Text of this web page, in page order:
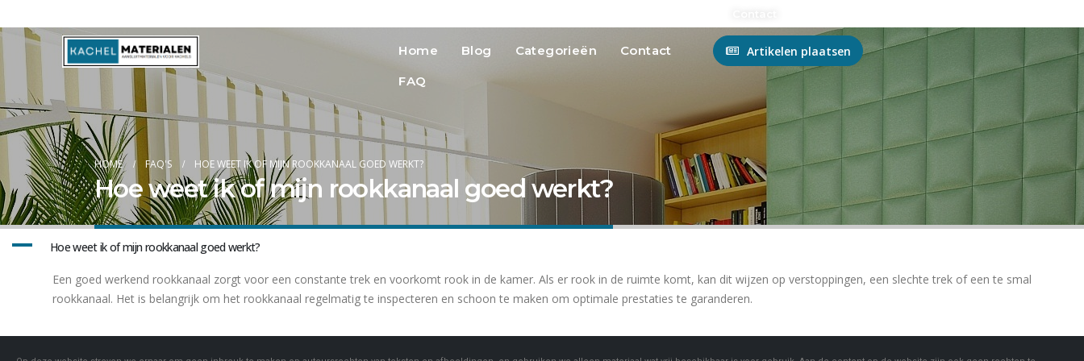
Home Blog Categorieën
Contact
FAQ
Artikelen plaatsen
HOME FAQ'S HOE WEET IK OF MIJN ROOKKANAAL GOED WERKT?
Hoe weet ik of mijn rookkanaal goed werkt?
A Hoe weet ik of mijn rookkanaal goed werkt?
Een goed werkend rookkanaal zorgt voor een constante trek en voorkomt rook in de kamer. Als er rook in de ruimte komt, kan dit wijzen op verstoppingen, een slechte trek of een te smal
rookkanaal. Het is belangrijk om het rookkanaal regelmatig te inspecteren en schoon te maken om optimale prestaties te garanderen.